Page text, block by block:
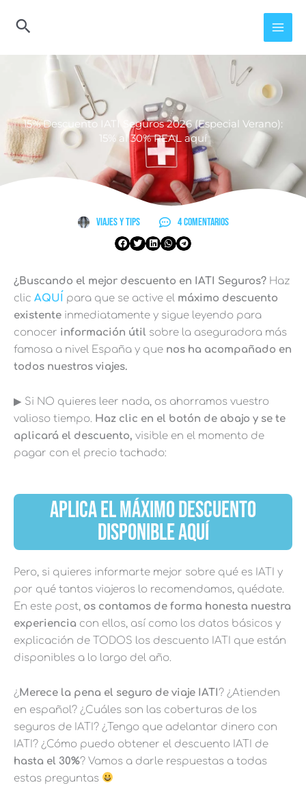
15% Descuento IATI Seguros 2026 (Especial Verano):
15% al 30% REAL aquí
Viajes y Tips 4 comentarios
¿Buscando el mejor descuento en IATI Seguros? Haz
clic AQUÍ para que se active el máximo descuento
existente inmediatamente y sigue leyendo para
conocer información útil sobre la aseguradora más
famosa a nivel España y que nos ha acompañado en
todos nuestros viajes.
▶︎ Si NO quieres leer nada, os ahorramos vuestro
valioso tiempo. Haz clic en el botón de abajo y se te
aplicará el descuento, visible en el momento de
pagar con el precio tachado:
APLICA EL MÁXIMO DESCUENTO
DISPONIBLE AQUÍ
Pero, si quieres informarte mejor sobre qué es IATI y
por qué tantos viajeros lo recomendamos, quédate.
En este post, os contamos de forma honesta nuestra
experiencia con ellos, así como los datos básicos y
explicación de TODOS los descuento IATI que están
disponibles a lo largo del año.
¿Merece la pena el seguro de viaje IATI ? ¿Atienden
en español? ¿Cuáles son las coberturas de los
seguros de IATI? ¿Tengo que adelantar dinero con
IATI? ¿Cómo puedo obtener el descuento IATI de
hasta el 30%? Vamos a darle respuestas a todas
estas preguntas